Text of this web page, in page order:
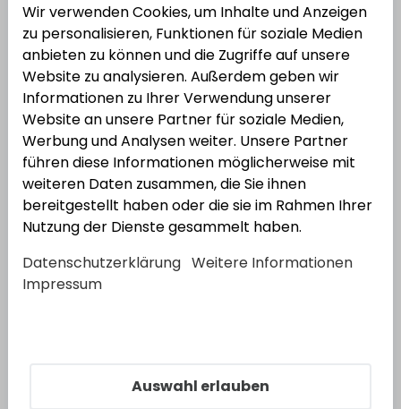
2Varianten
8Varianten
Wasserschlauch 802 classic gelb
Varianten anzeigen
Wasserschlauch
Wir verwenden Cookies, um Inhalte und Anzeigen
zu personalisieren, Funktionen für soziale Medien
anbieten zu können und die Zugriffe auf unsere
Website zu analysieren. Außerdem geben wir
Informationen zu Ihrer Verwendung unserer
Website an unsere Partner für soziale Medien,
Werbung und Analysen weiter. Unsere Partner
führen diese Informationen möglicherweise mit
weiteren Daten zusammen, die Sie ihnen
bereitgestellt haben oder die sie im Rahmen Ihrer
Nutzung der Dienste gesammelt haben.
Datenschutzerklärung Weitere Informationen
Impressum
Auswahl erlauben